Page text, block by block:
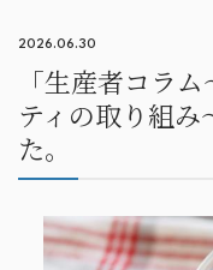
2026.06.30
「生産者コラ
ティの取り組
た。